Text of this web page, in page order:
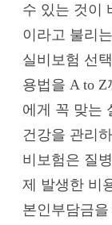
수 있는 것이
이라고 불리
실비보험 선
용법을 A to
에게 꼭 맞는
건강을 관리
비보험은 질
제 발생한 비
본인부담금